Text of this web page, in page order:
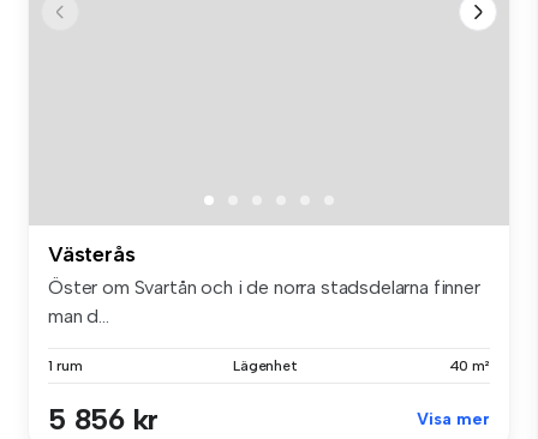
Västerås
Öster om Svartån och i de norra stadsdelarna finner
man d...
1 rum Lägenhet 40 m²
5 856 kr Visa mer